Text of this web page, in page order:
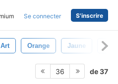
Se connecter S'inscrire
Art Orange Jaune
36 de 37